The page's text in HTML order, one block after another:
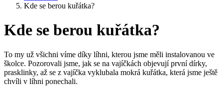
Kde se berou kuřátka?
Kde se berou kuřátka?
To my už všichni víme díky líhni, kterou jsme měli instalovanou ve
školce. Pozorovali jsme, jak se na vajíčkách objevují první dírky,
prasklinky, až se z vajíčka vyklubala mokrá kuřátka, která jsme ještě
chvíli v líhni ponechali.